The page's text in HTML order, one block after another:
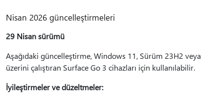
Nisan 2026 güncelleştirmeleri
29 Nisan sürümü
Aşağıdaki güncelleştirme, Windows 11, Sürüm 23H2 veya
üzerini çalıştıran Surface Go 3 cihazları için kullanılabilir.
İyileştirmeler ve düzeltmeler: